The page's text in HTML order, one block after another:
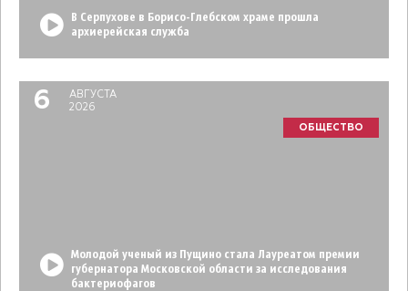
В Серпухове в Борисо-Глебском храме прошла
архиерейская служба
6
АВГУСТА
2026
ОБЩЕСТВО
Молодой ученый из Пущино стала Лауреатом премии
губернатора Московской области за исследования
бактериофагов